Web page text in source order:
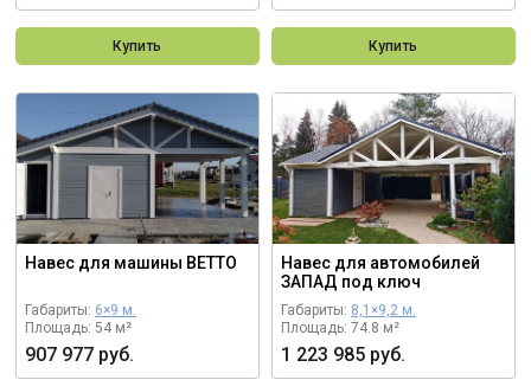
Купить Купить
Навес для машины ВЕТТО
Габариты: 6×9 м.
Площадь: 54 м²
907 977 руб.
Навес для автомобилей
ЗАПАД под ключ
Габариты: 8,1×9,2 м.
Площадь: 74.8 м²
1 223 985 руб.